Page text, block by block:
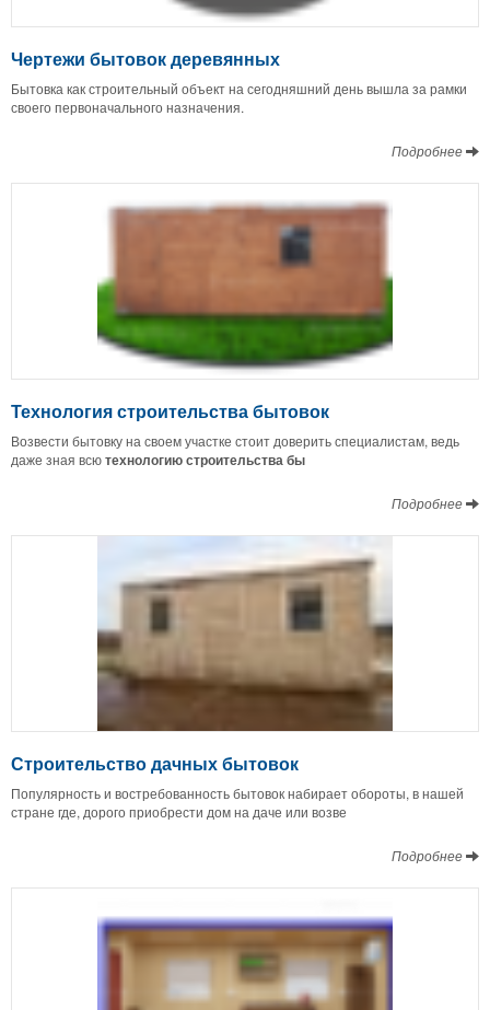
Чертежи бытовок деревянных
Бытовка как строительный объект на сегодняшний день вышла за рамки
своего первоначального назначения.
Подробнее
Технология строительства бытовок
Возвести бытовку на своем участке стоит доверить специалистам, ведь
даже зная всютехнологию строительства бы
Подробнее
Строительство дачных бытовок
Популярность и востребованность бытовок набирает обороты, в нашей
стране где, дорого приобрести дом на даче или возве
Подробнее